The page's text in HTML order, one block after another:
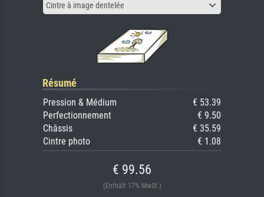
Cintre à image dentelée
Résumé
Pression & Médium
€ 53.39
Perfectionnement
€ 9.50
Châssis
€ 35.59
Cintre photo
€ 1.08
€ 99.56
(Enthält 17% MwSt.)